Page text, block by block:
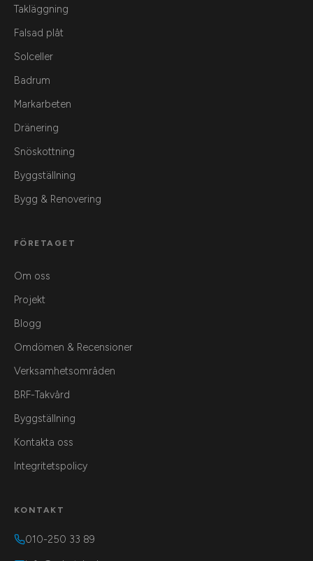
Takläggning
Falsad plåt
Solceller
Badrum
Markarbeten
Dränering
Snöskottning
Byggställning
Bygg & Renovering
FÖRETAGET
Om oss
Projekt
Blogg
Omdömen & Recensioner
Verksamhetsområden
BRF-Takvård
Byggställning
Kontakta oss
Integritetspolicy
KONTAKT
010-250 33 89